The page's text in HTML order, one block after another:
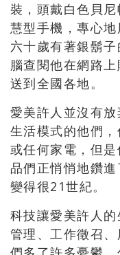
裝，頭戴白色貝
慧型手機，專心
六十歲有著銀鬍
腦查閱他在網路
送到全國各地。
愛美許人並沒有
生活模式的他們，
或任何家電，但
品們正悄悄地鑽
變得很21世紀。
科技讓愛美許人
管理、工作徵召